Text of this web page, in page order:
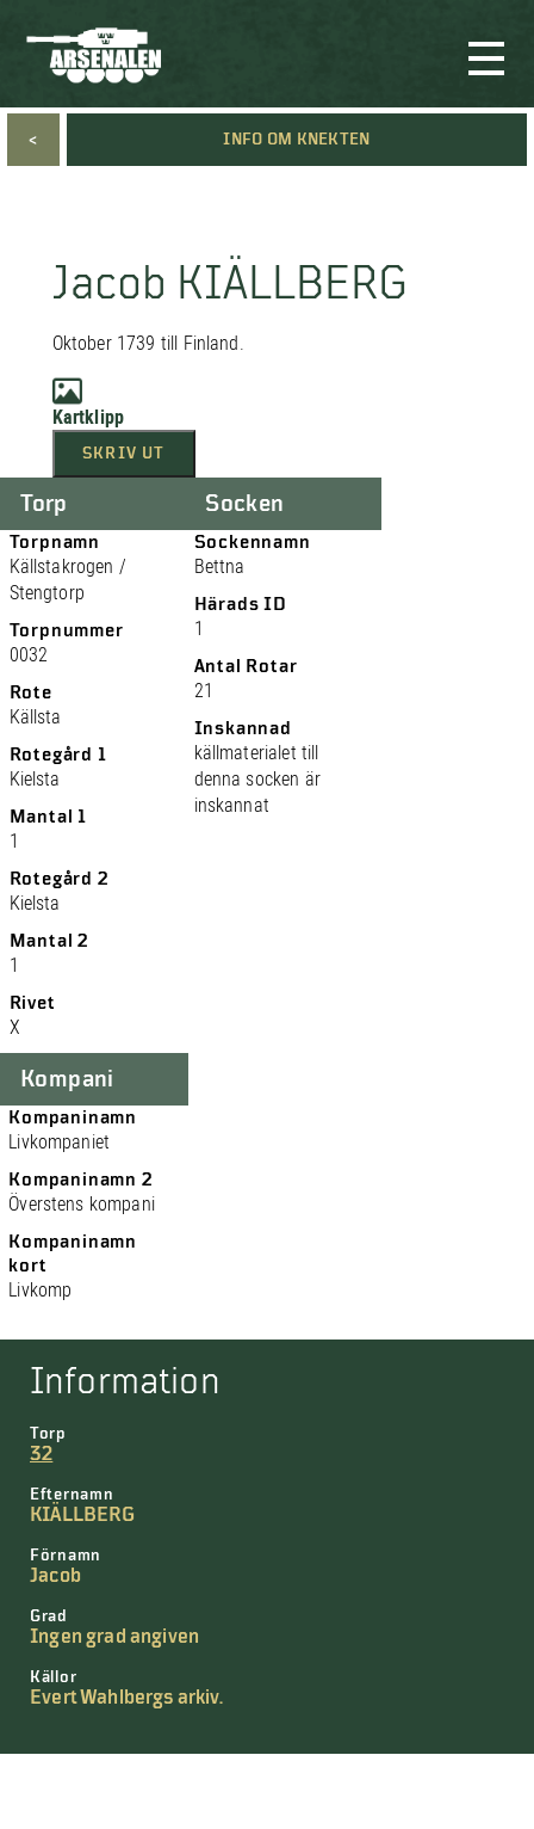
< INFO OM KNEKTEN
Jacob KIÄLLBERG
Oktober 1739 till Finland.
Kartklipp
SKRIV UT
Torp
Torpnamn
Källstakrogen /
Stengtorp
Torpnummer
0032
Rote
Källsta
Rotegård 1
Kielsta
Mantal 1
1
Rotegård 2
Kielsta
Mantal 2
1
Rivet
X
Socken
Sockennamn
Bettna
Härads ID
1
Antal Rotar
21
Inskannad
källmaterialet till
denna socken är
inskannat
Kompani
Kompaninamn
Livkompaniet
Kompaninamn 2
Överstens kompani
Kompaninamn
kort
Livkomp
Information
Torp
32
Efternamn
KIÄLLBERG
Förnamn
Jacob
Grad
Ingen grad angiven
Källor
Evert Wahlbergs arkiv.